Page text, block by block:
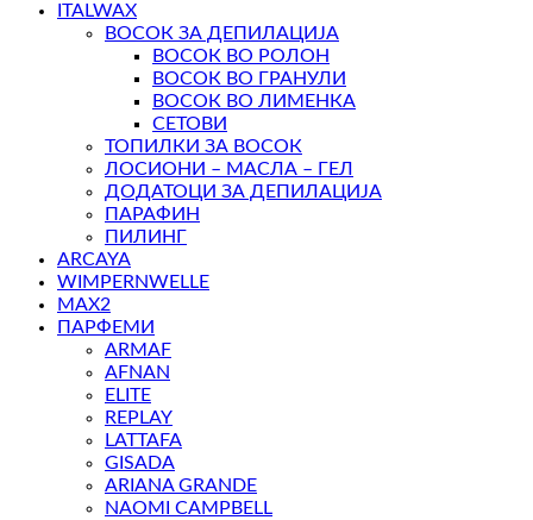
ITALWAX
ВОСОК ЗА ДЕПИЛАЦИЈА
ВОСОК ВО РОЛОН
ВОСОК ВО ГРАНУЛИ
ВОСОК ВО ЛИМЕНКА
СЕТОВИ
ТОПИЛКИ ЗА ВОСОК
ЛОСИОНИ – МАСЛА – ГЕЛ
ДОДАТОЦИ ЗА ДЕПИЛАЦИЈА
ПАРАФИН
ПИЛИНГ
ARCAYA
WIMPERNWELLE
MAX2
ПАРФЕМИ
ARMAF
AFNAN
ELITE
REPLAY
LATTAFA
GISADA
ARIANA GRANDE
NAOMI CAMPBELL